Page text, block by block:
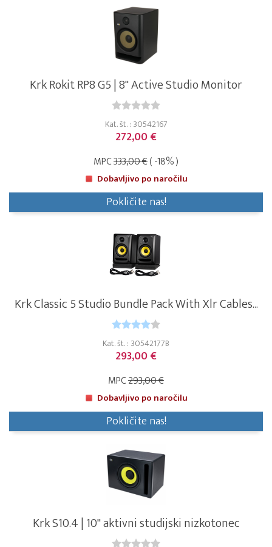
Krk Rokit RP8 G5 | 8" Active Studio Monitor
Kat. št. : 30542167
272,00 €
MPC333,00 €( -18% )
Dobavljivo po naročilu
Pokličite nas!
Krk Classic 5 Studio Bundle Pack With Xlr Cables...
Kat. št. : 30542177B
293,00 €
MPC293,00 €
Dobavljivo po naročilu
Pokličite nas!
Krk S10.4 | 10" aktivni studijski nizkotonec